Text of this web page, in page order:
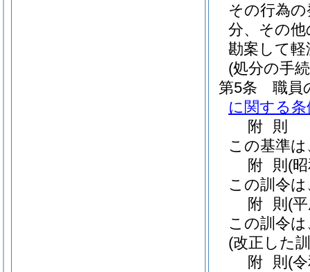
その行為
分、その
勘案して
(処分の手
第5条
職員
に関する条
附 則
この基準
附 則 (
この訓令
附 則 (
この訓令
(改正した
附 則 (